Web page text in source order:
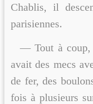
Chablis, il
parisiennes.
— Tout à coup,
avait des mecs
de fer, des
fois à plusieurs